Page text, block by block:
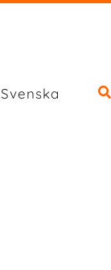
Svenska